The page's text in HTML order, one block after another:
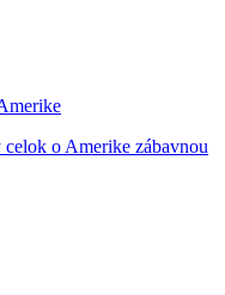
o Amerike zábavnou